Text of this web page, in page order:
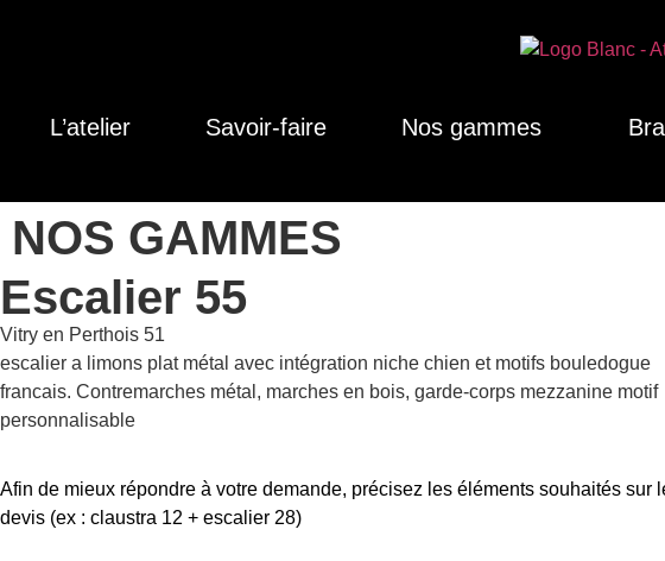
L’atelier Savoir-faire Nos gammes
NOS GAMMES
Escalier 55
Vitry en Perthois 51
escalier a limons plat métal avec intégration niche chien et motifs bouledogue
francais. Contremarches métal, marches en bois, garde-corps mezzanine motif
personnalisable
Afin de mieux répondre à votre demande, précisez les éléments souhaités sur
devis (ex : claustra 12 + escalier 28)